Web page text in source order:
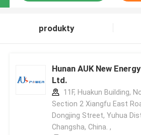
produkty
Hunan AUK New
Ltd.
11F, Huakun Building,
Section 2 Xiangfu East
Dongjing Street, Yuhua
Changsha, China. ,